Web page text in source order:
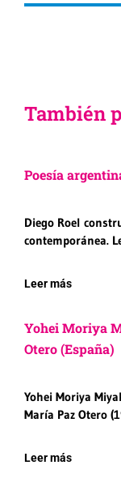
También
Poesía
Diego Roel
contemporánea.
Leer más
Yohei Moriya
Otero (España)
Yohei Moriya
María Paz Otero
Leer más